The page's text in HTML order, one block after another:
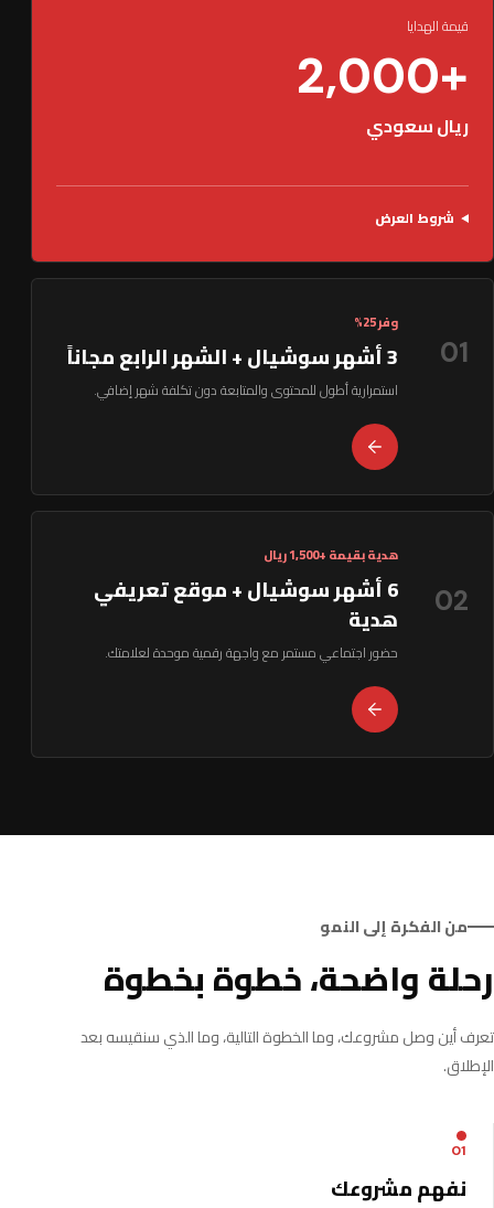
قيمة الهدايا
+2,000
ريال سعودي
شروط العرض
01
وفر 25%
3 أشهر سوشيال + الشهر الرابع مجاناً
استمرارية أطول للمحتوى والمتابعة دون تكلفة شهر إضافي.
02
هدية بقيمة +1,500 ريال
6 أشهر سوشيال + موقع تعريفي
هدية
حضور اجتماعي مستمر مع واجهة رقمية موحدة لعلامتك.
من الفكرة إلى النمو
رحلة واضحة، خطوة بخطوة
تعرف أين وصل مشروعك، وما الخطوة التالية، وما الذي سنقيسه بعد
الإطلاق.
01
نفهم مشروعك